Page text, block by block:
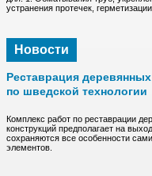
устранения протечек,
Новости
Реставрация
по шведской технологии
Комплекс работ по реставрации
конструкций предполагает на
сохраняются все особенности
элементов.